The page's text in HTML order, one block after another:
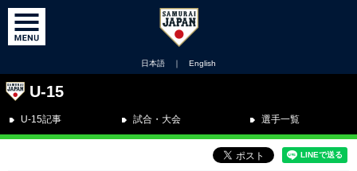
日本語 ｜ English
U-15
U-15記事 試合・大会 選手一覧